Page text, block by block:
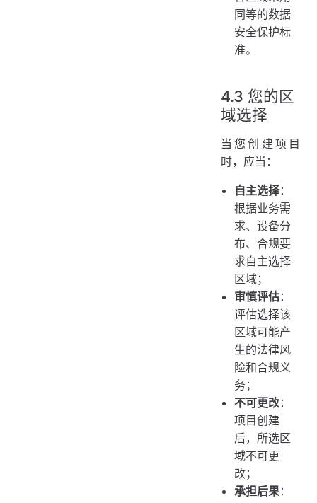
同等的数据
安全保护标
准。
4.3 您的区
域选择
当您创建项目
时，应当：
自主选择：
根据业务需
求、设备分
布、合规要
求自主选择
区域；
审慎评估：
评估选择该
区域可能产
生的法律风
险和合规义
务；
不可更改：
项目创建
后，所选区
域不可更
改；
承担后果：